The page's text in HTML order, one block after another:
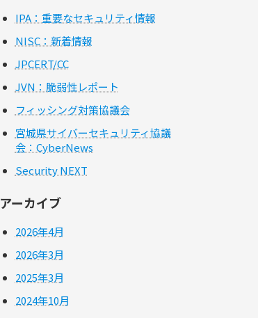
IPA：重要なセキュリティ情報
NISC：新着情報
JPCERT/CC
JVN：脆弱性レポート
フィッシング対策協議会
宮城県サイバーセキュリティ協議
会：CyberNews
Security NEXT
アーカイブ
2026年4月
2026年3月
2025年3月
2024年10月